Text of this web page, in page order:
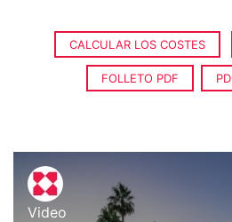
CALCULAR LOS COSTES
FOLLETO PDF
Video